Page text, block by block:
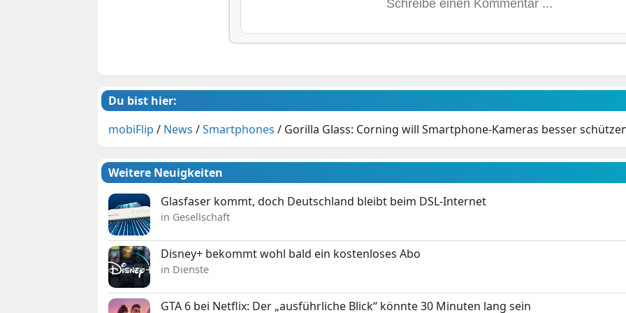
Du bist hier:
mobiFlip / News /Smartphones / Gorilla Glass: Corning will Smartphone-Kameras besser
Weitere Neuigkeiten
Glasfaser kommt, doch Deutschland bleibt beim DSL-Internet
in Gesellschaft
Disney+ bekommt wohl bald ein kostenloses Abo
in Dienste
GTA 6 bei Netflix: Der „ausführliche Blick“ könnte 30 Minuten lang sein